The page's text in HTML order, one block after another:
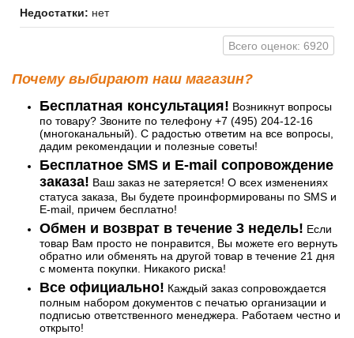
Недостатки: нет
Всего оценок: 6920
Почему выбирают наш магазин?
Бесплатная консультация! Возникнут вопросы
по товару? Звоните по телефону +7 (495) 204-12-16
(многоканальный). С радостью ответим на все вопросы,
дадим рекомендации и полезные советы!
Бесплатное SMS и E-mail сопровождение
заказа! Ваш заказ не затеряется! О всех изменениях
статуса заказа, Вы будете проинформированы по SMS и
E-mail, причем бесплатно!
Обмен и возврат в течение 3 недель! Если
товар Вам просто не понравится, Вы можете его вернуть
обратно или обменять на другой товар в течение 21 дня
с момента покупки. Никакого риска!
Все официально! Каждый заказ сопровождается
полным набором документов с печатью организации и
подписью ответственного менеджера. Работаем честно и
открыто!